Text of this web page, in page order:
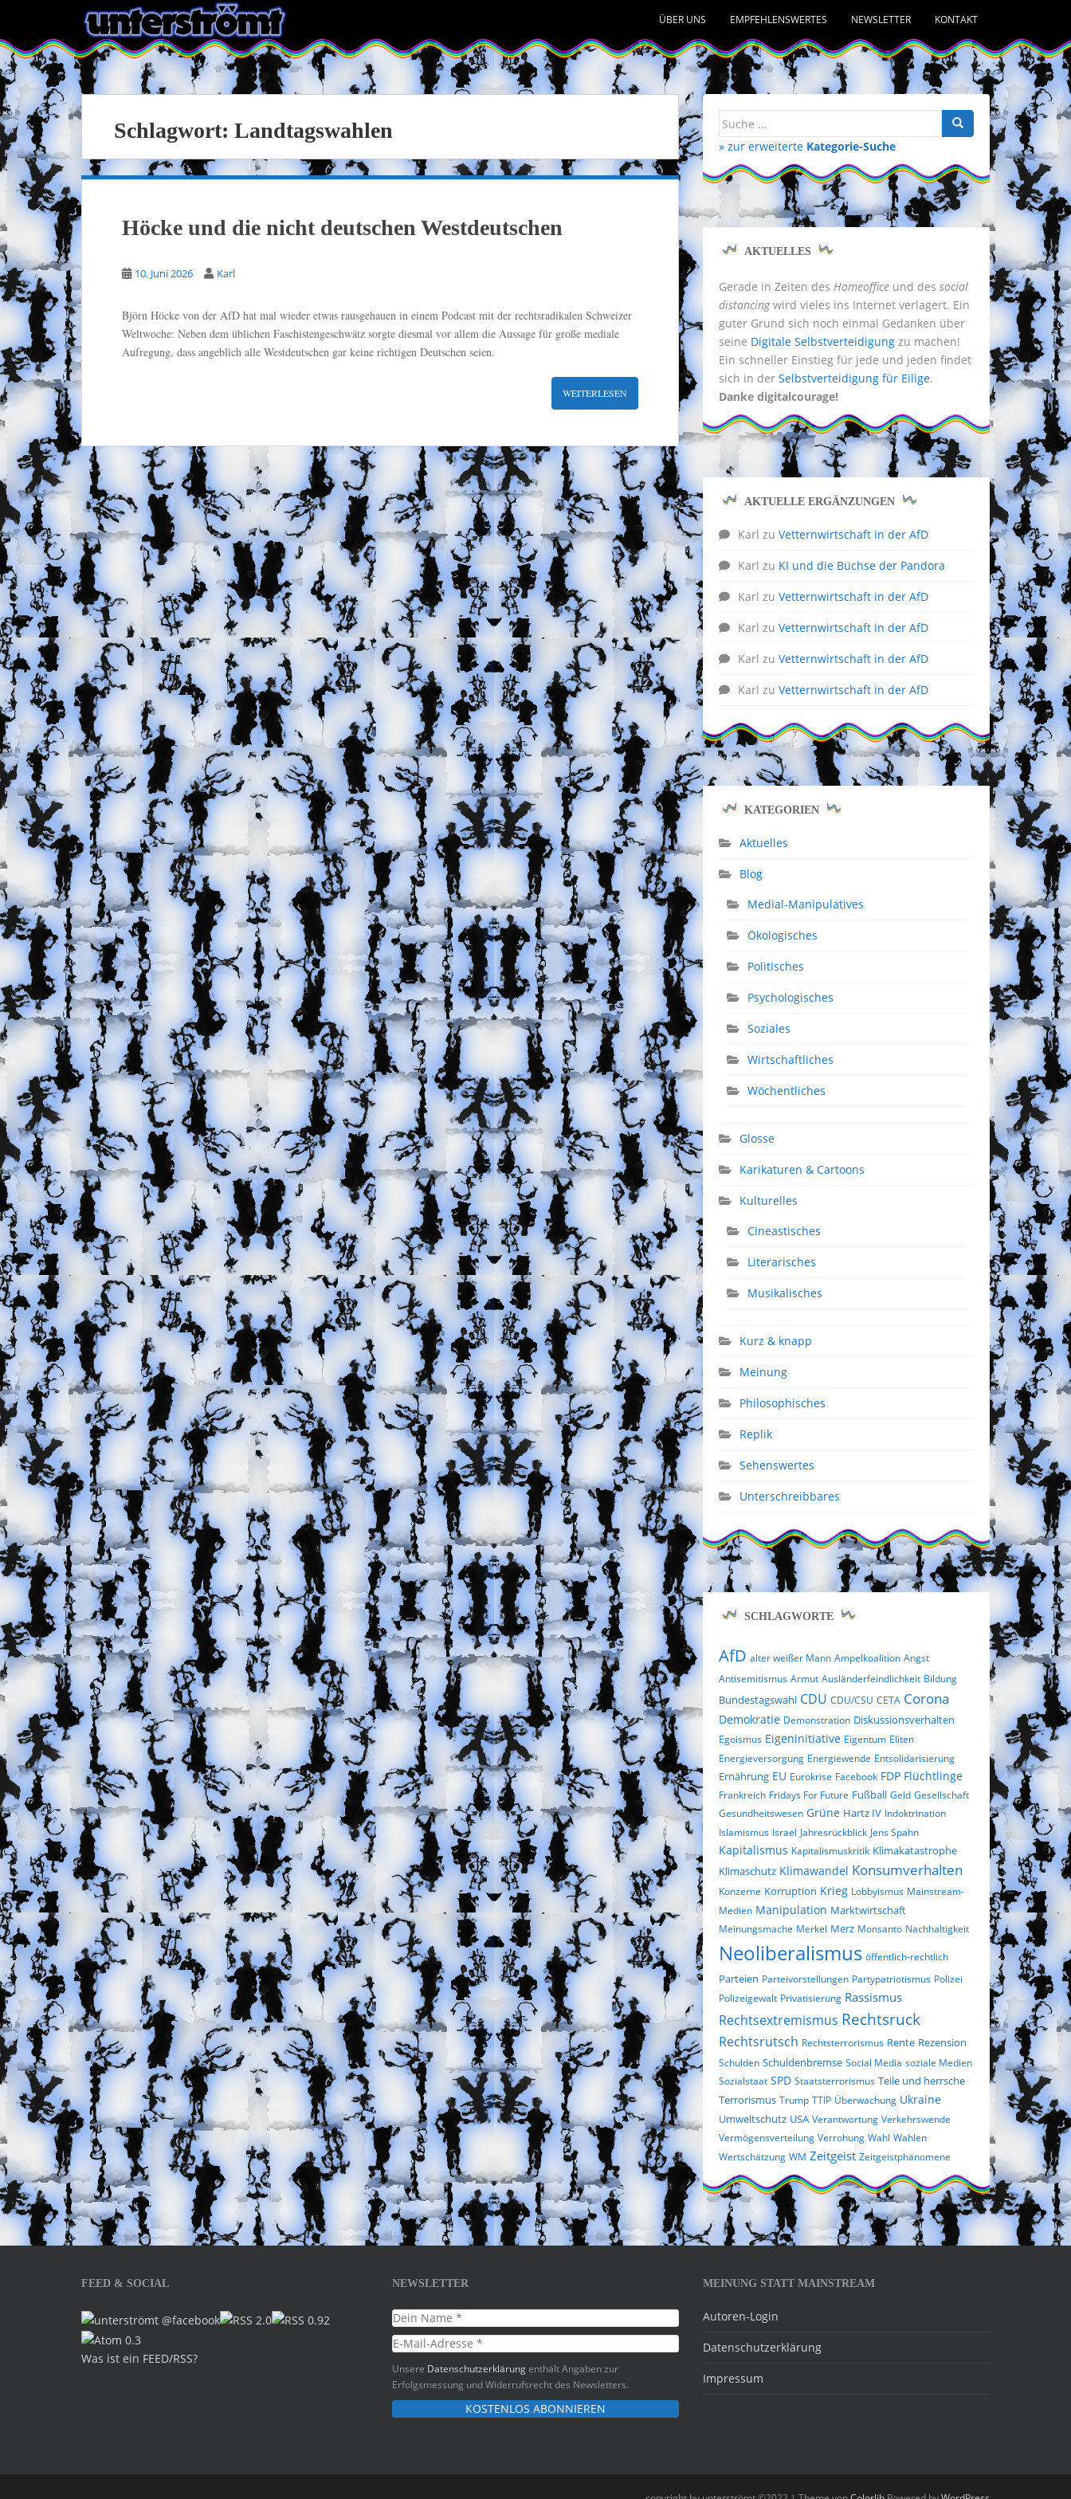
i
p
t
o
m
a
i
n
n
t
e
n
t
ÜBER UNS EMPFEHLENSWERTES NEWSLETTER KONTAKT
Schlagwort: Landtagswahlen
Höcke und die nicht deutschen Westdeutschen
10. Juni 2026 Karl
Björn Höcke von der AfD hat mal wieder etwas rausgehauen in einem Podcast mit der rechtsradikalen Schweizer
Weltwoche: Neben dem üblichen Faschistengeschwätz sorgte diesmal vor allem die Aussage für große mediale
Aufregung, dass angeblich alle Westdeutschen gar keine richtigen Deutschen seien.
WEITERLESEN
Suche
» zur erweiterte Kategorie-Suche
AKTUELLES
Gerade in Zeiten des Homeoffice und des social
distancingwird vieles ins Internet verlagert. Ein
guter Grund sich noch einmal Gedanken über
seine Digitale Selbstverteidigung zu machen!
Ein schneller Einstieg für jede und jeden findet
sich in der Selbstverteidigung für Eilige.
Danke digitalcourage!
AKTUELLE ERGÄNZUNGEN
Karl zu Vetternwirtschaft in der AfD
Karl zu KI und die Büchse der Pandora
Karl zu Vetternwirtschaft in der AfD
Karl zu Vetternwirtschaft in der AfD
Karl zu Vetternwirtschaft in der AfD
Karl zu Vetternwirtschaft in der AfD
KATEGORIEN
Aktuelles
Blog
Medial-Manipulatives
Ökologisches
Politisches
Psychologisches
Soziales
Wirtschaftliches
Wöchentliches
Glosse
Karikaturen & Cartoons
Kulturelles
Cineastisches
Literarisches
Musikalisches
Kurz & knapp
Meinung
Philosophisches
Replik
Sehenswertes
Unterschreibbares
SCHLAGWORTE
AfD alter weißer Mann Ampelkoalition Angst
Antisemitismus Armut Ausländerfeindlichkeit Bildung
Bundestagswahl CDU CDU/CSU CETA Corona
Demokratie Demonstration Diskussionsverhalten
Egoismus Eigeninitiative Eigentum Eliten
Energieversorgung Energiewende Entsolidarisierung
Ernährung EU Eurokrise Facebook FDP Flüchtlinge
Frankreich Fridays For Future Fußball Geld Gesellschaft
Gesundheitswesen Grüne Hartz IV Indoktrination
Islamismus Israel Jahresrückblick Jens Spahn
Kapitalismus Kapitalismuskritik Klimakatastrophe
Klimaschutz Klimawandel Konsumverhalten
Konzerne Korruption Krieg Lobbyismus Mainstream-
Medien Manipulation Marktwirtschaft
Meinungsmache Merkel Merz Monsanto Nachhaltigkeit
Neoliberalismus öffentlich-rechtlich
Parteien Parteivorstellungen Partypatriotismus Polizei
Polizeigewalt Privatisierung Rassismus
Rechtsextremismus Rechtsruck
Rechtsrutsch Rechtsterrorismus Rente Rezension
Schulden Schuldenbremse Social Media soziale Medien
Sozialstaat SPD Staatsterrorismus Teile und herrsche
Terrorismus Trump TTIP Überwachung Ukraine
Umweltschutz USA Verantwortung Verkehrswende
Vermögensverteilung Verrohung Wahl Wahlen
Wertschätzung WM Zeitgeist Zeitgeistphänomene
FEED & SOCIAL
Was ist ein FEED/RSS?
NEWSLETTER
Unsere Datenschutzerklärungenthält Angaben zur
Erfolgsmessung und Widerrufsrecht des Newsletters.
MEINUNG STATT MAINSTREAM
Autoren-Login
Datenschutzerklärung
Impressum